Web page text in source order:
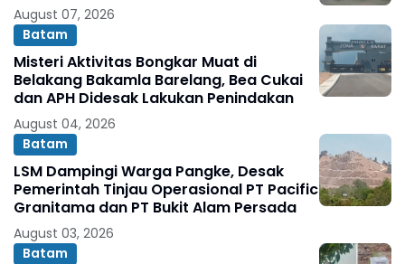
August 07, 2026
Batam
Misteri Aktivitas Bongkar Muat di
Belakang Bakamla Barelang, Bea Cukai
dan APH Didesak Lakukan Penindakan
August 04, 2026
Batam
LSM Dampingi Warga Pangke, Desak
Pemerintah Tinjau Operasional PT Pacific
Granitama dan PT Bukit Alam Persada
August 03, 2026
Batam